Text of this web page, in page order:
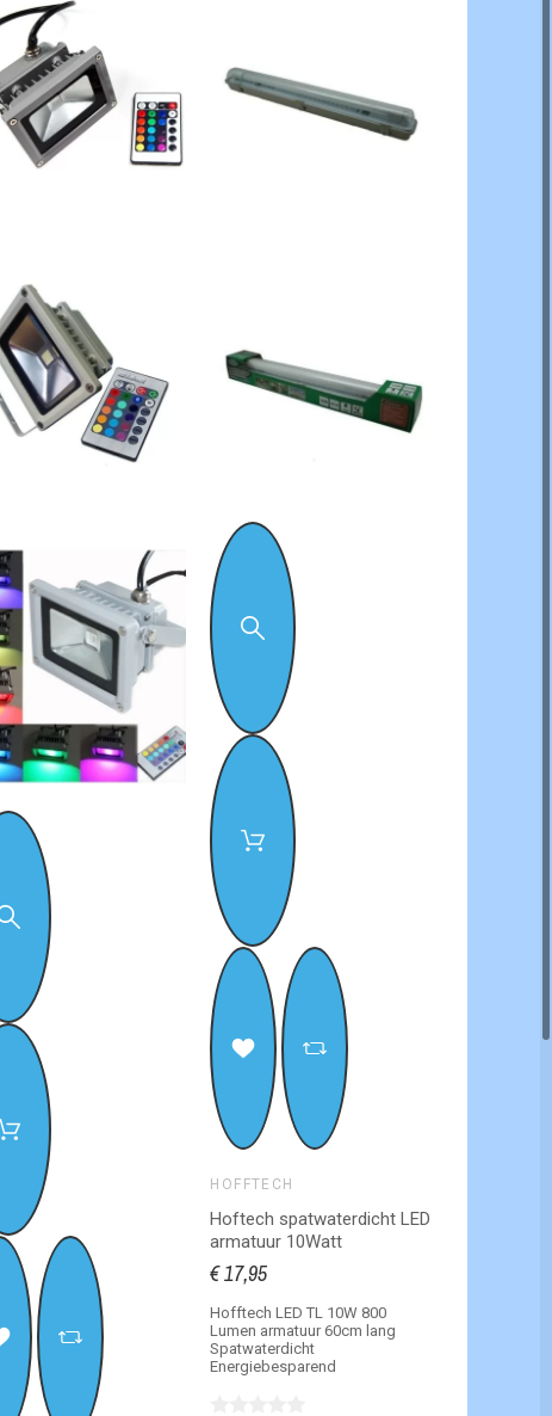
HOFFTECH
Hoftech spatwaterdicht LED
armatuur 10Watt
€ 17,95
Hofftech LED TL 10W 800
Lumen armatuur 60cm lang
Spatwaterdicht
Energiebesparend